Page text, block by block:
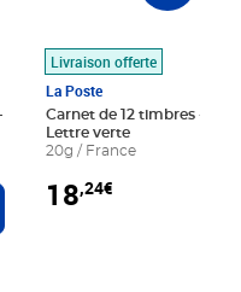
au panier
Livraison offerte
La Poste
Carnet de 12 timbres - Le
Lettre verte
20g / France
18,24€